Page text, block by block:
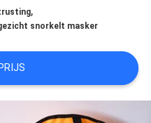
,
snorkelt masker